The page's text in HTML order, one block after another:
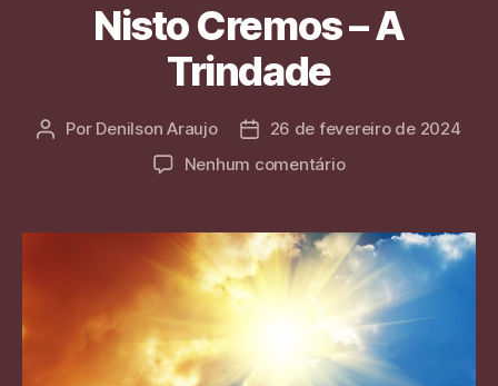
Nisto Cremos – A
Trindade
Autor
Por Denilson Araujo
Data26 de fevereiro de 2024
Nenhum comentárioem
–
A
Trindade